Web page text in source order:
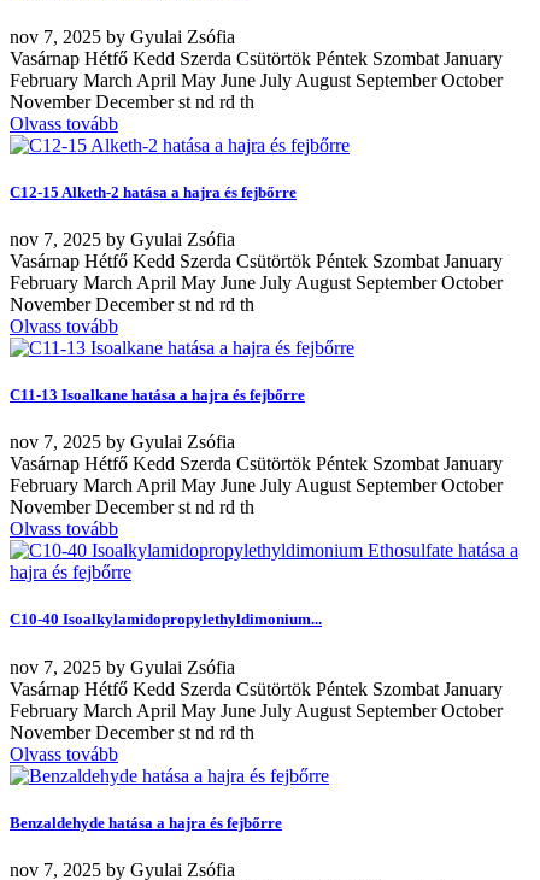
nov 7, 2025 by Gyulai Zsófia
Vasárnap Hétfő Kedd Szerda Csütörtök Péntek Szombat January
February March April May June July August September October
November December st nd rd th
Olvass tovább
C12-15 Alketh-2 hatása a hajra és fejbőrre
nov 7, 2025 by Gyulai Zsófia
Vasárnap Hétfő Kedd Szerda Csütörtök Péntek Szombat January
February March April May June July August September October
November December st nd rd th
Olvass tovább
C11-13 Isoalkane hatása a hajra és fejbőrre
nov 7, 2025 by Gyulai Zsófia
Vasárnap Hétfő Kedd Szerda Csütörtök Péntek Szombat January
February March April May June July August September October
November December st nd rd th
Olvass tovább
C10-40 Isoalkylamidopropylethyldimonium...
nov 7, 2025 by Gyulai Zsófia
Vasárnap Hétfő Kedd Szerda Csütörtök Péntek Szombat January
February March April May June July August September October
November December st nd rd th
Olvass tovább
Benzaldehyde hatása a hajra és fejbőrre
nov 7, 2025 by Gyulai Zsófia